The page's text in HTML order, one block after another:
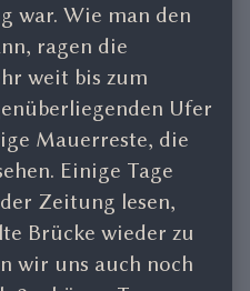
war. Wie man den
ragen die
weit bis zum
Ufer
Mauerreste, die
Einige Tage
Zeitung lesen,
Brücke wieder zu
wir uns auch noch